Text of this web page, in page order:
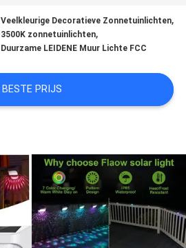
Veelkleurige Decoratieve Zonnetuinlichten,
3500K zonnetuinlichten,
Duurzame LEIDENE Muur Lichte FCC
BESTE PRIJS